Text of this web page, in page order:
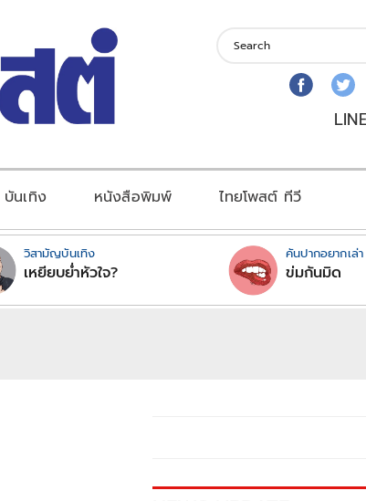
บันเทิง หนังสือพิมพ์ ไทยโพสต์ ทีวี
วิสามัญบันเทิง
เหยียบย่ำหัวใจ?
คันปากอยากเล่า
ข่มกันมิด